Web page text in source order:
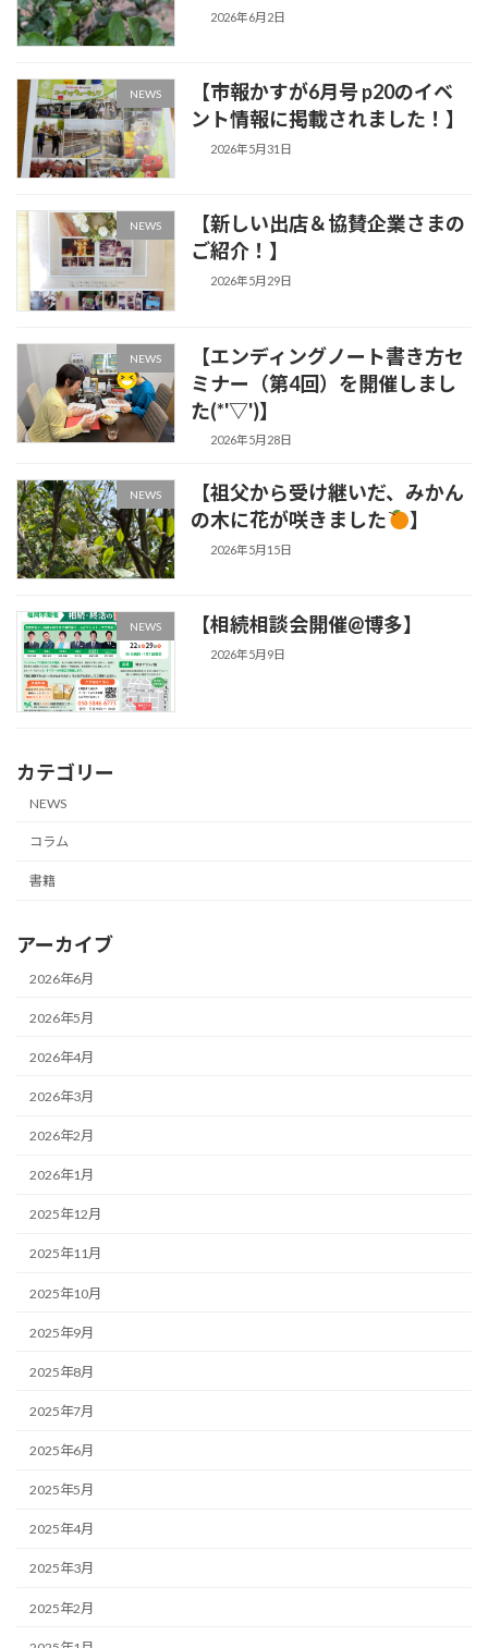
2026年6月2日
NEWS
【市報かすが6月号 p20のイベ
ント情報に掲載されました！】
2026年5月31日
NEWS
【新しい出店＆協賛企業さまの
ご紹介！】
2026年5月29日
NEWS
【エンディングノート書き方セ
ミナー（第4回）を開催しまし
た(*'▽')】
2026年5月28日
NEWS
【祖父から受け継いだ、みかん
の木に花が咲きました
】
2026年5月15日
NEWS 【相続相談会開催@博多】
2026年5月9日
カテゴリー
NEWS
コラム
書籍
アーカイブ
2026年6月
2026年5月
2026年4月
2026年3月
2026年2月
2026年1月
2025年12月
2025年11月
2025年10月
2025年9月
2025年8月
2025年7月
2025年6月
2025年5月
2025年4月
2025年3月
2025年2月